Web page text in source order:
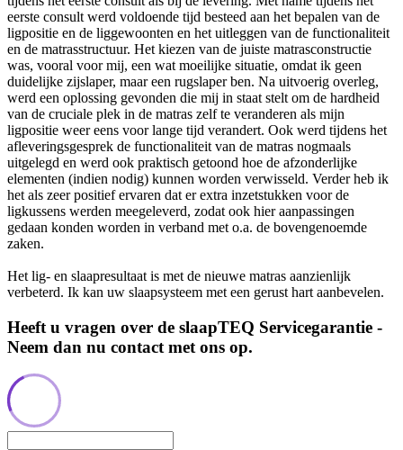
eerste consult werd voldoende tijd besteed aan het bepalen van de
ligpositie en de liggewoonten en het uitleggen van de functionaliteit
en de matrasstructuur. Het kiezen van de juiste matrasconstructie
was, vooral voor mij, een wat moeilijke situatie, omdat ik geen
duidelijke zijslaper, maar een rugslaper ben. Na uitvoerig overleg,
werd een oplossing gevonden die mij in staat stelt om de hardheid
van de cruciale plek in de matras zelf te veranderen als mijn
ligpositie weer eens voor lange tijd verandert. Ook werd tijdens het
afleveringsgesprek de functionaliteit van de matras nogmaals
uitgelegd en werd ook praktisch getoond hoe de afzonderlijke
elementen (indien nodig) kunnen worden verwisseld. Verder heb ik
het als zeer positief ervaren dat er extra inzetstukken voor de
ligkussens werden meegeleverd, zodat ook hier aanpassingen
gedaan konden worden in verband met o.a. de bovengenoemde
zaken.
Het lig- en slaapresultaat is met de nieuwe matras aanzienlijk
verbeterd. Ik kan uw slaapsysteem met een gerust hart aanbevelen.
Heeft u vragen over de slaapTEQ Servicegarantie -
Neem dan nu contact met ons op.